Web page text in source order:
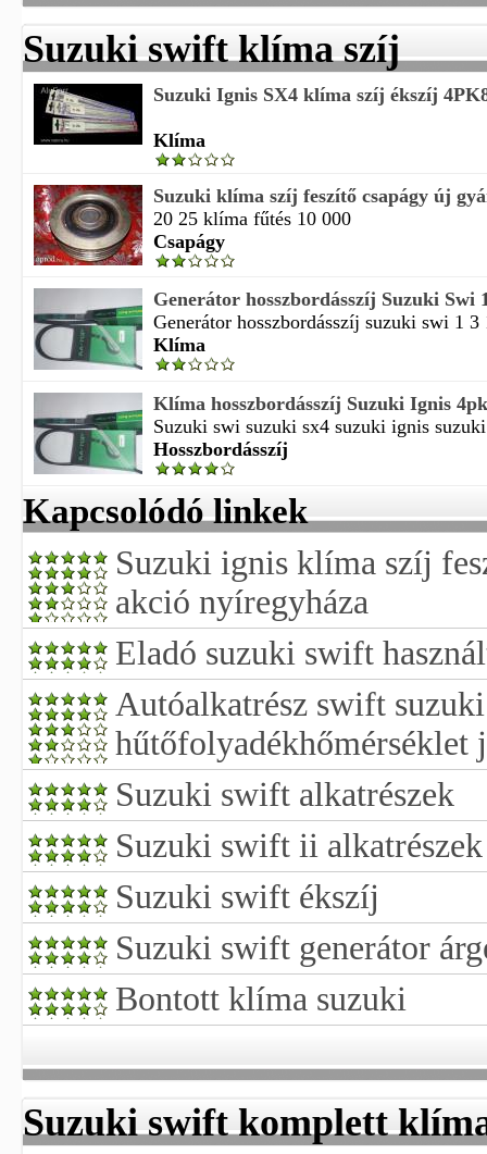
Suzuki swift klíma szíj
Suzuki Ignis SX4 klíma szíj ékszíj
Klíma
Suzuki klíma szíj feszítő csapágy új
20 25 klíma fűtés 10 000
Csapágy
Generátor hosszbordásszíj Suzuki Swi
Generátor hosszbordásszíj suzuki swi 1 3
Klíma
Klíma hosszbordásszíj Suzuki Ignis
Suzuki swi suzuki sx4 suzuki ignis
Hosszbordásszíj
Kapcsolódó linkek
Suzuki ignis klíma szíj
akció nyíregyháza
Eladó suzuki swift
Autóalkatrész swift suzuki
hűtőfolyadékhőmérséklet
Suzuki swift alkatrészek
Suzuki swift ii alkatrészek
Suzuki swift ékszíj
Suzuki swift generátor
Bontott klíma suzuki
Suzuki swift komplett